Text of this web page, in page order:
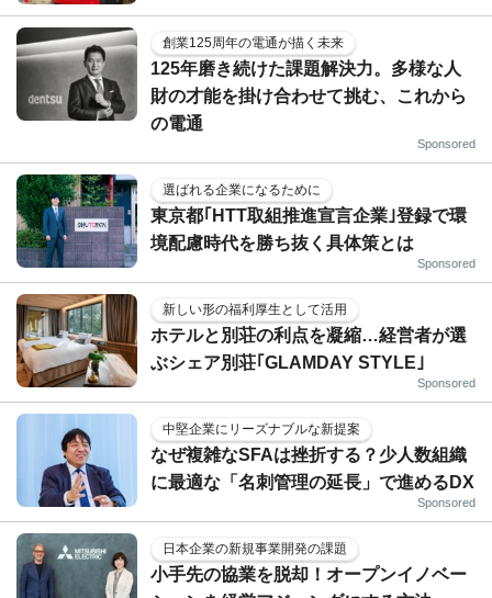
創業125周年の電通が描く未来
125年磨き続けた課題解決力。多様な人
財の才能を掛け合わせて挑む、これから
の電通
Sponsored
選ばれる企業になるために
東京都｢HTT取組推進宣言企業｣登録で環
境配慮時代を勝ち抜く具体策とは
Sponsored
新しい形の福利厚生として活用
ホテルと別荘の利点を凝縮…経営者が選
ぶシェア別荘｢GLAMDAY STYLE｣
Sponsored
中堅企業にリーズナブルな新提案
なぜ複雑なSFAは挫折する？少人数組織
に最適な「名刺管理の延長」で進めるDX
Sponsored
日本企業の新規事業開発の課題
小手先の協業を脱却！オープンイノベー